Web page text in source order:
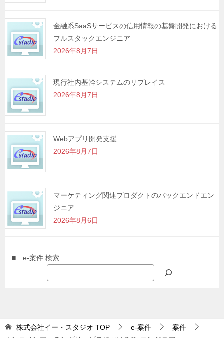
金融系SaaSサービスの信用情報の基盤開発における
フルスタックエンジニア
2026年8月7日
現行社内基幹システムのリプレイス
2026年8月7日
Webアプリ開発支援
2026年8月7日
マーケティング関連プロダクトのバックエンドエン
ジニア
2026年8月6日
■ e-案件 検索
株式会社イー・スタジオ TOP e-案件
案件